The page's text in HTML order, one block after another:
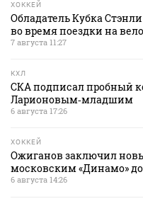
ХОККЕЙ
Обладатель Кубка
во время поездки на
7 августа 11:27
КХЛ
СКА подписал пробный
Ларионовым‑младшим
6 августа 17:26
ХОККЕЙ
Ожиганов заключил
московским «Динамо» до
6 августа 14:26